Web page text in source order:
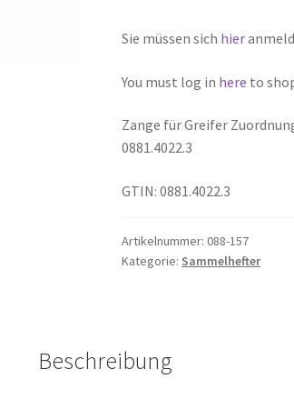
Sie müssen sich hier
You must log in here to
Zange für Greifer
0881.4022.3
GTIN: 0881.4022.3
Artikelnummer:088-157
Kategorie: Sammelhefter
Beschreibung